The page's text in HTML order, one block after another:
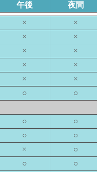
午後 夜間
×
×
×
×
×
×
×
×
×
×
○
○
○
○
○
○
×
○
○
○